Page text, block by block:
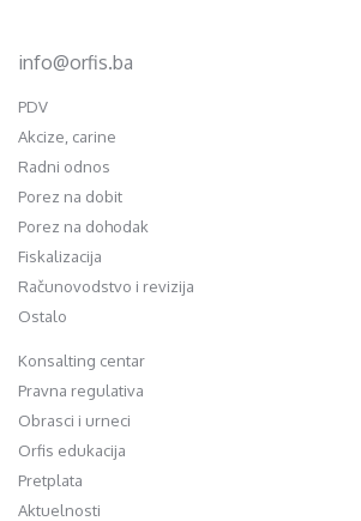
info@orfis.ba
PDV
Akcize, carine
Radni odnos
Porez na dobit
Porez na dohodak
Fiskalizacija
Računovodstvo i revizija
Ostalo
Konsalting centar
Pravna regulativa
Obrasci i urneci
Orfis edukacija
Pretplata
Aktuelnosti